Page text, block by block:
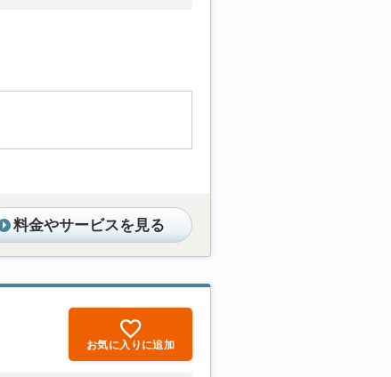
料金やサービスを見る
お気に入りに追加